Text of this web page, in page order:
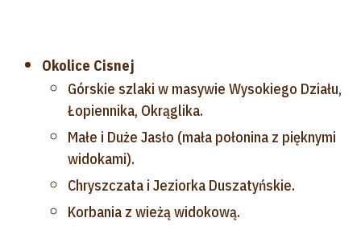
Okolice Cisnej
Górskie szlaki w masywie Wysokiego Działu,
Łopiennika, Okrąglika.
Małe i Duże Jasło (mała połonina z pięknymi
widokami).
Chryszczata i Jeziorka Duszatyńskie.
Korbania z wieżą widokową.